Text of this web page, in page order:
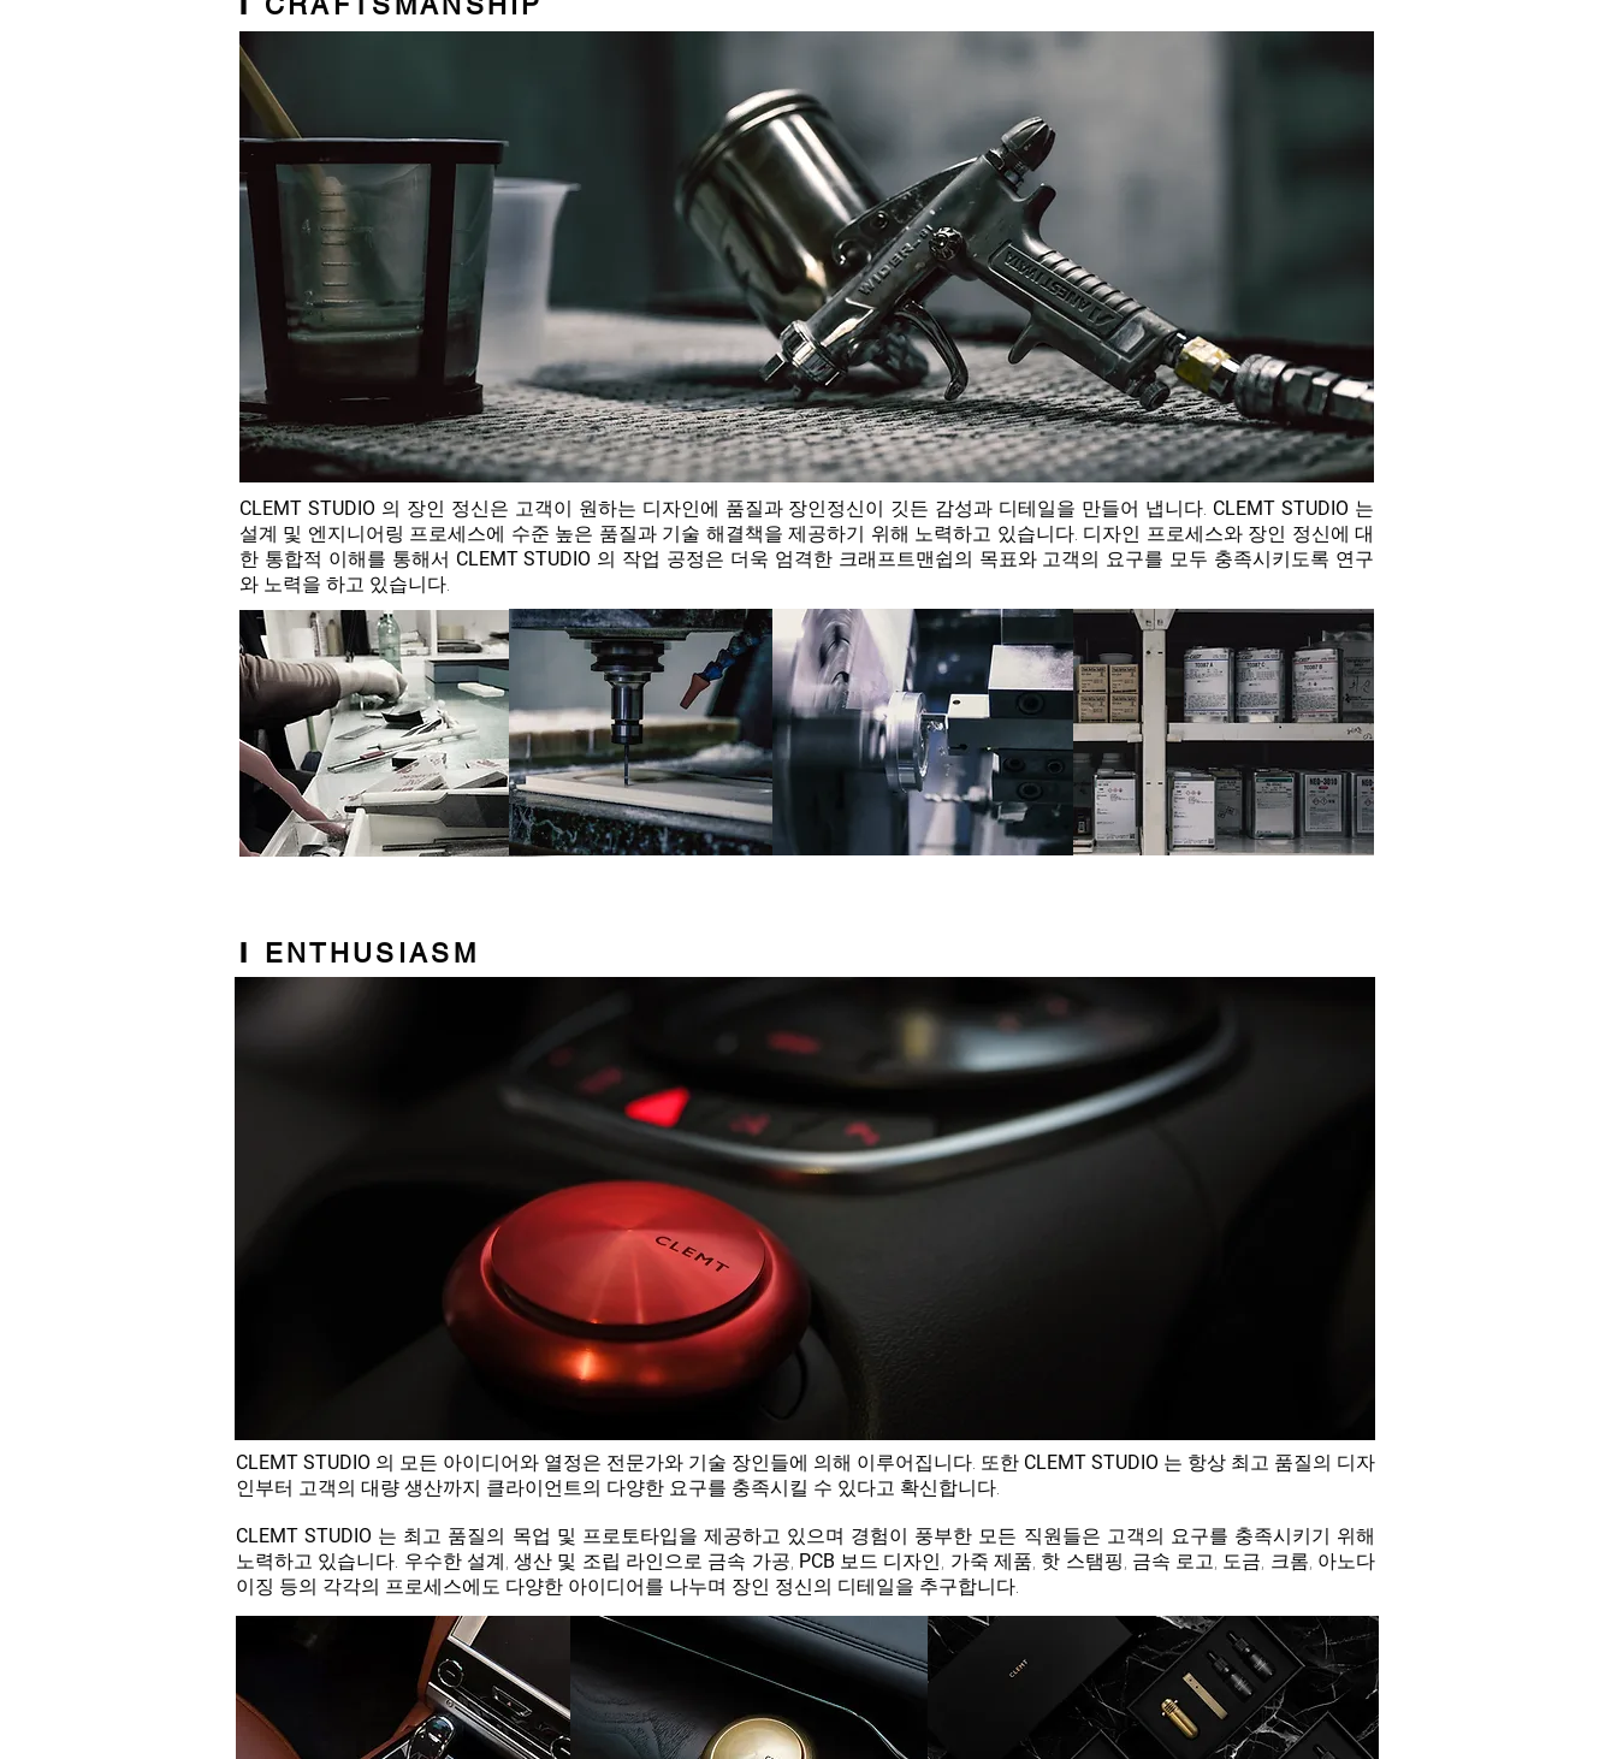
CLEMT STUDIO 의 장인 정신은 고객이 원하는 디자인에 품질과 장인정신이 깃든 감성과 디테일을 만들어 냅니다. CLEMT STUDIO 는
설계 및 엔지니어링 프로세스에 수준 높은 품질과 기술 해결책을 제공하기 위해 노력하고 있습니다. 디자인 프로세스와 장인 정신에 대
한 통합적 이해를 통해서 CLEMT STUDIO 의 작업 공정은 더욱 엄격한 크래프트맨쉽의 목표와 고객의 요구를 모두 충족시키도록 연구
와 노력을 하고 있습니다.
I ENTHUSIASM
CLEMT STUDIO 의 모든 아이디어와 열정은 전문가와 기술 장인들에 의해 이루어집니다. 또한 CLEMT STUDIO 는 항상 최고 품질의 디자
인부터 고객의 대량 생산까지 클라이언트의 다양한 요구를 충족시킬 수 있다고 확신합니다.
CLEMT STUDIO 는 최고 품질의 목업 및 프로토타입을 제공하고 있으며 경험이 풍부한 모든 직원들은 고객의 요구를 충족시키기 위해
노력하고 있습니다. 우수한 설계, 생산 및 조립 라인으로 금속 가공, PCB 보드 디자인, 가죽 제품, 핫 스탬핑, 금속 로고, 도금, 크롬, 아노다
이징 등의 각각의 프로세스에도 다양한 아이디어를 나누며 장인 정신의 디테일을 추구합니다.